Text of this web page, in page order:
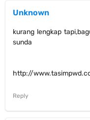
Unknown
kurang lengkap
sunda
http://
Reply